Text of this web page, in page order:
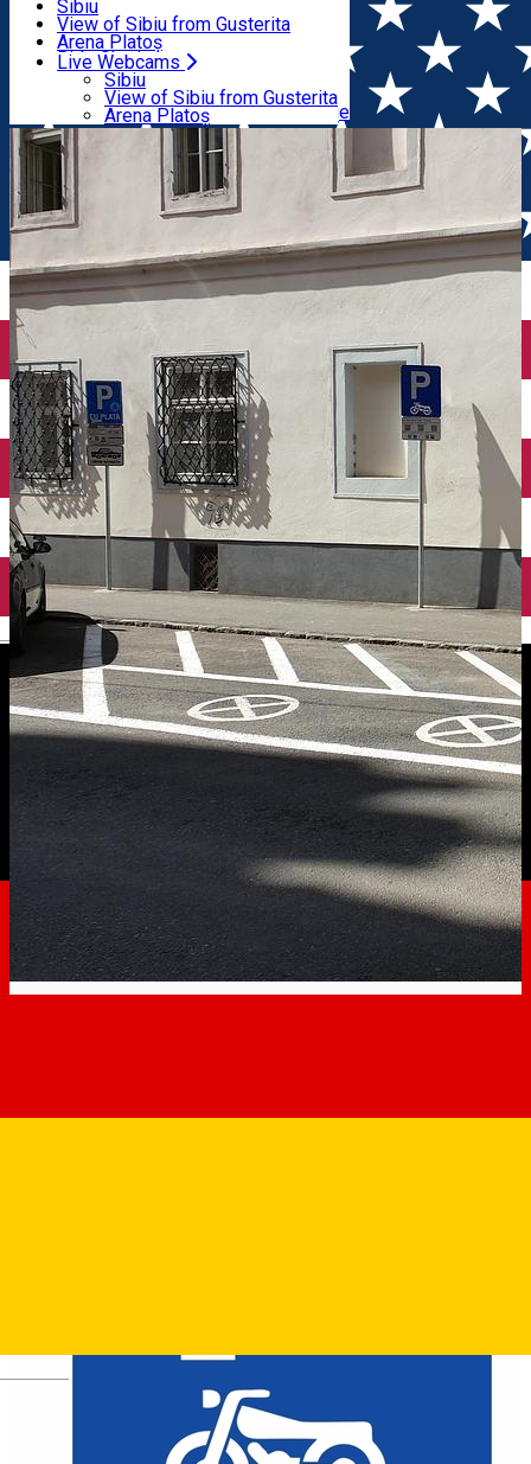
Pub, Bar
Nachtclubs
Bäckerei
Fahrad verleih
Scooter rentals
Taxi
Ride Sharing
Park-Tickets
Parkplätze
Ladestationen für Elektrofahrzeuge
Sibiu
View of Sibiu from Gusterita
Arena Platoș
Live Webcams
Sibiu
View of Sibiu from Gusterita
Arena Platoș
Home Motorradparkplatz
Parcare str. Gheorghe Lazar -